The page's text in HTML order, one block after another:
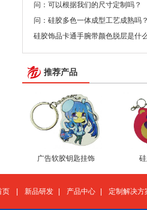
问：可以根据我们的尺寸定制吗？
问：硅胶多色一体成型工艺成熟吗
硅胶饰品卡通手腕带颜色脱层是什
推荐产品
广告软胶钥匙挂饰
页 新品研发 产品中心 定制解决方